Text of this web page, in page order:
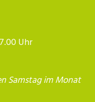
Uhr
Samstag im Monat